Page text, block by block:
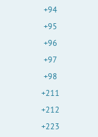
+94
+95
+96
+97
+98
+211
+212
+223